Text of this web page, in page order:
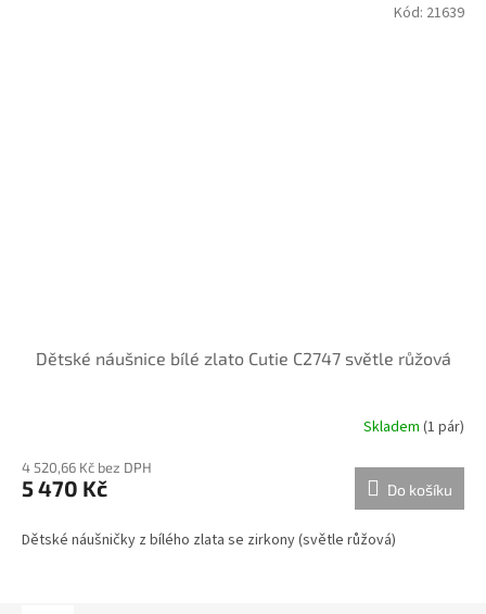
Dětské náušnice bílé zlato Cutie C2747 světle růžová
Skladem (1 pár)
4 520,66 Kč bez DPH
5 470 Kč Do košíku
Dětské náušničky z bílého zlata se zirkony (světle růžová)
Kód: 21639